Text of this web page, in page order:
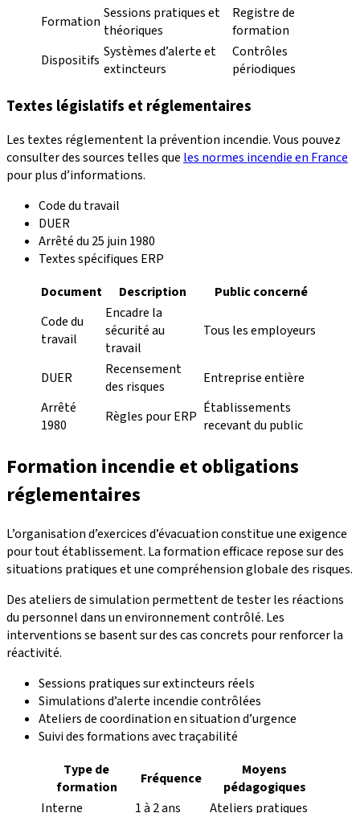
Formation Sessions pratiques et
théoriques
Registre de
formation
Dispositifs Systèmes d’alerte et
extincteurs
Contrôles
périodiques
Textes législatifs et réglementaires
Les textes réglementent la prévention incendie. Vous pouvez
consulter des sources telles que les normes incendie en France
pour plus d’informations.
Code du travail
DUER
Arrêté du 25 juin 1980
Textes spécifiques ERP
Document
Description
Public concerné
Code du
travail
Encadre la
sécurité au
travail
Tous les employeurs
DUER
Recensement
des risques
Entreprise entière
Arrêté
1980
Règles pour ERP Établissements
recevant du public
Formation incendie et obligations
réglementaires
L’organisation d’exercices d’évacuation constitue une exigence
pour tout établissement. La formation efficace repose sur des
situations pratiques et une compréhension globale des risques.
Des ateliers de simulation permettent de tester les réactions
du personnel dans un environnement contrôlé. Les
interventions se basent sur des cas concrets pour renforcer la
réactivité.
Sessions pratiques sur extincteurs réels
Simulations d’alerte incendie contrôlées
Ateliers de coordination en situation d’urgence
Suivi des formations avec traçabilité
Type de
formation
Fréquence
Moyens
pédagogiques
Interne
1 à 2 ans
Ateliers pratiques